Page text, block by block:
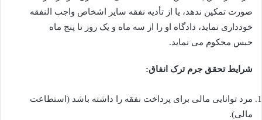
صورت تمکین ندهد، یا از تأدیه نفقه سایر اشخاص واجب النفقه
خودداری نماید، دادگاه او را از سه ماه و یک روز تا پنج ماه
حبس محکوم می نماید.
شرایط تحقق جرم ترک انفاق:
مرد توانایی مالی برای پرداخت نفقه را داشته باشد (استطاعت
مالی).